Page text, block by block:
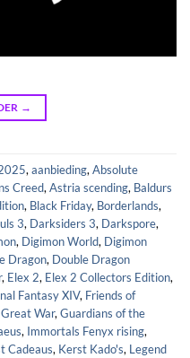
→
, aanbieding, Absolute
Creed, Astria scending, Baldurs
, Black Friday, Borderlands,
3, Darksiders 3, Darkspore,
, Digimon World, Digimon
Dragon, Double Dragon
, Elex 2, Elex 2 Collectors Edition,
Fantasy XIV, Friends of
Great War, Guardians of the
, Immortals Fenyx rising,
Cadeaus, Kerst Kado's, Legend